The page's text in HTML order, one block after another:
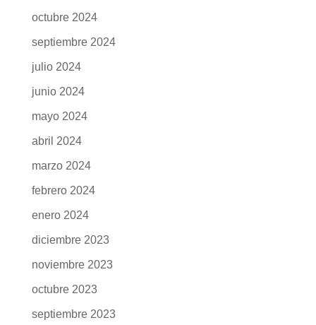
octubre 2024
septiembre 2024
julio 2024
junio 2024
mayo 2024
abril 2024
marzo 2024
febrero 2024
enero 2024
diciembre 2023
noviembre 2023
octubre 2023
septiembre 2023